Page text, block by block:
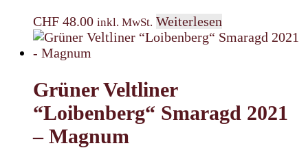
CHF 48.00 inkl. MwSt. Weiterlesen
Grüner Veltliner
“Loibenberg“ Smaragd 2021
– Magnum